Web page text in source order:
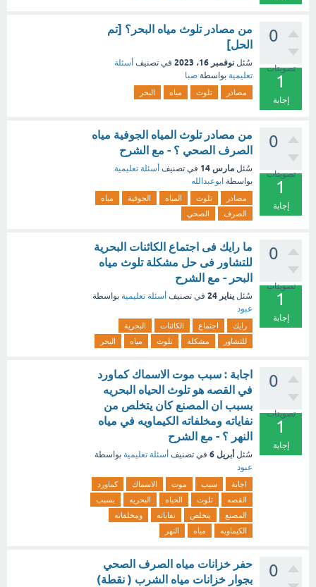
0
تصويتات
1
إجابة
من مصادر تلوث مياه البحر؟ [تم
الحل]
سُئل نوفمبر 16، 2023 في تصنيف أسئلة
تعليمية بواسطة صبا
مصادر تلوث مياه البحر
0
تصويتات
1
إجابة
من مصادر تلوث المياه الجوفية مياه
الصرف الصحي ؟ - مع الشرح
سُئل مارس 14 في تصنيف أسئلة تعليمية
بواسطة ابوعبدالله
مصادر تلوث المياه الجوفية
مياه
الصرف
الصحي
0
تصويتات
1
إجابة
ما رايك فى اجتماع الكائنات البحرية
للتشاور فى حل مشكلة تلوث مياه
البحر - مع الشرح
سُئل يناير 24 في تصنيف أسئلة تعليمية بواسطة
عبود
رايك اجتماع الكائنات
البحرية
للتشاور
مشكلة تلوث مياه البحر
0
تصويتات
1
إجابة
اجابة : سبب موت الاسماك كماورد
في القصه هو تلوث الحياه البحريه
بسبب ان المصنع كان يتخلص من
نفاياته ومخلفاته الكيماويه في مياه
النهر ؟ - مع الشرح
سُئل أبريل 6 في تصنيف أسئلة تعليمية بواسطة
عبود
اجابة سبب موت الاسماك
كماورد
القصه
تلوث الحياه البحريه
بسبب
المصنع
يتخلص نفاياته
ومخلفاته
الكيماويه
مياه النهر
0
حفر خزانات مياه الصرف الصحي
بجوار خزانات مياه الشرب ( نقطة)